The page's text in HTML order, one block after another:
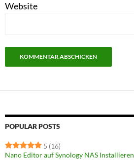
Website
POPULAR POSTS
5 (16)
Nano Editor auf Synology NAS Installieren